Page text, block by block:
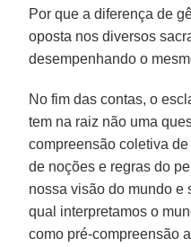
Por que a diferença de
oposta nos diversos
desempenhando o
No fim das contas, o
tem na raiz não uma
compreensão coletiva
de noções e regras do
nossa visão do mundo e
qual interpretamos o
como pré-compreensão